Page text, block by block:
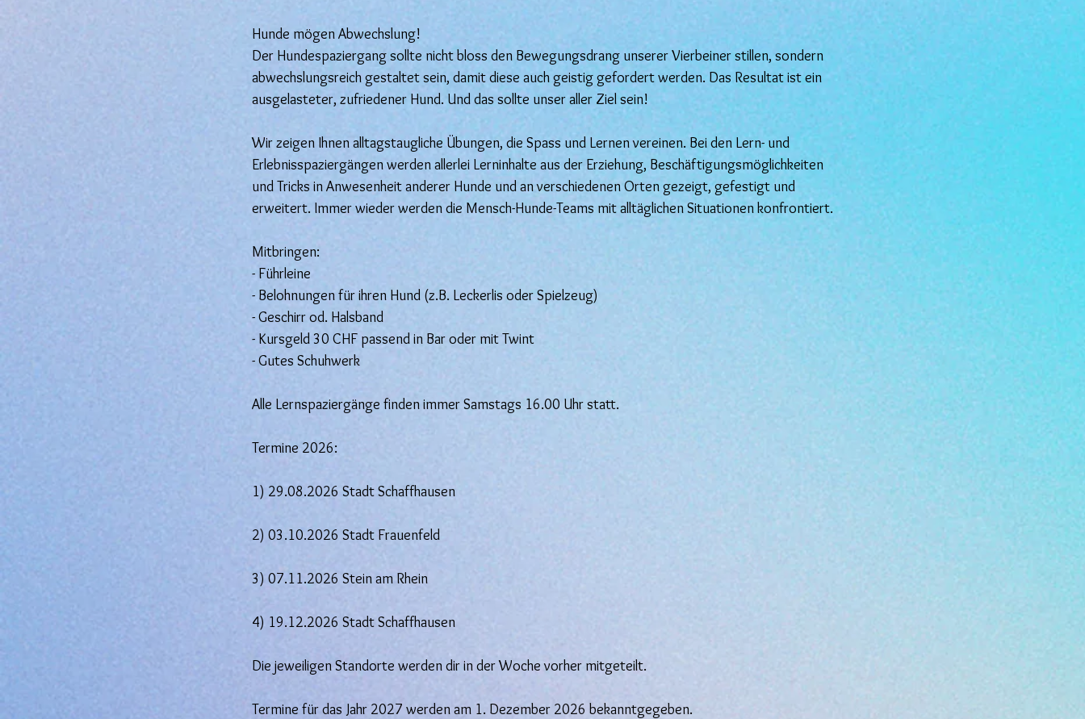
Hunde mögen Abwechslung!
Der Hundespaziergang sollte nicht bloss den Bewegungsdrang unserer Vierbeiner stillen, sondern
abwechslungsreich gestaltet sein, damit diese auch geistig gefordert werden. Das Resultat ist ein
ausgelasteter, zufriedener Hund. Und das sollte unser aller Ziel sein!
Wir zeigen Ihnen alltagstaugliche Übungen, die Spass und Lernen vereinen. Bei den Lern- und
Erlebnisspaziergängen werden allerlei Lerninhalte aus der Erziehung, Beschäftigungsmöglichkeiten
und Tricks in Anwesenheit anderer Hunde und an verschiedenen Orten gezeigt, gefestigt und
erweitert. Immer wieder werden die Mensch-Hunde-Teams mit alltäglichen Situationen konfrontiert.
Mitbringen:
- Führleine
- Belohnungen für ihren Hund (z.B. Leckerlis oder Spielzeug)
- Geschirr od. Halsband
- Kursgeld 30 CHF passend in Bar oder mit Twint
- Gutes Schuhwerk
Alle Lernspaziergänge finden immer Samstags 16.00 Uhr statt.
Termine 2026:
1) 29.08.2026 Stadt Schaffhausen
2) 03.10.2026 Stadt Frauenfeld
3) 07.11.2026 Stein am Rhein
4) 19.12.2026 Stadt Schaffhausen
Die jeweiligen Standorte werden dir in der Woche vorher mitgeteilt.
Termine für das Jahr 2027 werden am 1. Dezember 2026 bekanntgegeben.